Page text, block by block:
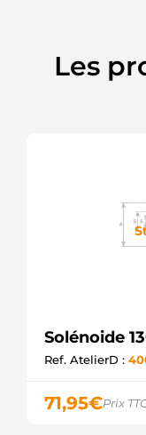
Les
Solénoide
Ref. AtelierD :
71,95€Prix